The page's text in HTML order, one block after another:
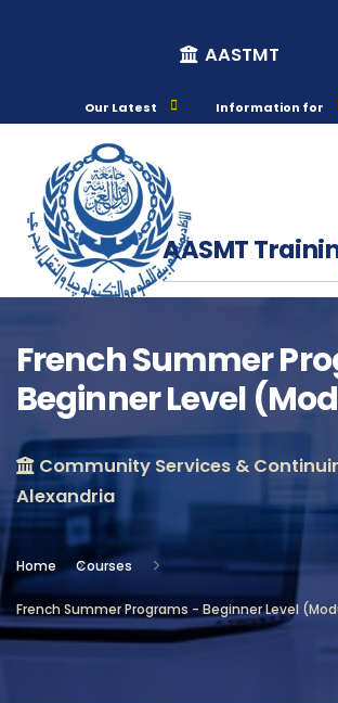
AASTMT
Our Latest Information for
AASMT
French Summer
Beginner Level
Community Services &
Alexandria
Home Courses
French Summer Programs - Beginner Level
Course Info
Location
Community Services &
Education - Alexandria
Objectives